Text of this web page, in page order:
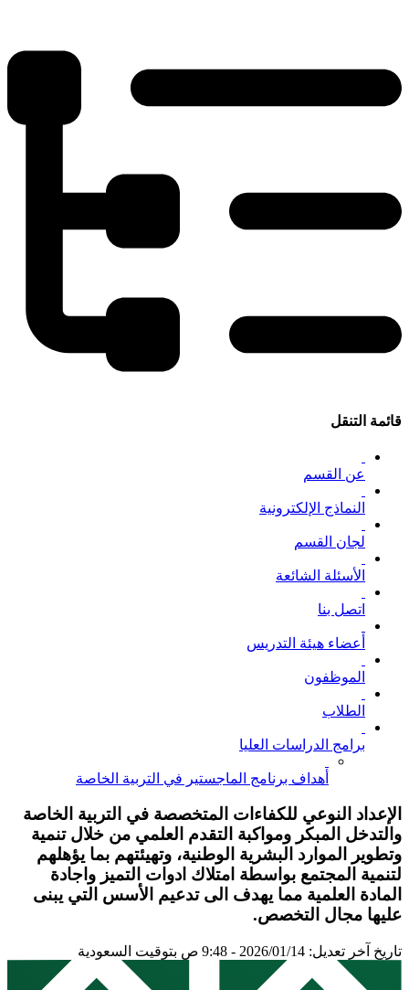
قائمة التنقل
عن القسم
النماذج الإلكترونية
لجان القسم
الأسئلة الشائعة
اتصل بنا
أعضاء هيئة التدريس
الموظفون
الطلاب
برامج الدراسات العليا
أهداف برنامج الماجستير في التربية الخاصة
الإعداد النوعي للكفاءات المتخصصة في التربية الخاصة
والتدخل المبكر ومواكبة التقدم العلمي من خلال تنمية
وتطوير الموارد البشرية الوطنية، وتهيئتهم بما يؤهلهم
لتنمية المجتمع بواسطة امتلاك ادوات التميز واجادة
المادة العلمية مما يهدف الى تدعيم الأسس التي يبنى
عليها مجال التخصص.
تاريخ آخر تعديل: 2026/01/14 - 9:48 ص بتوقيت السعودية